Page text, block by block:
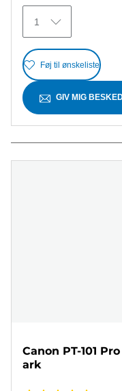
372
anmeldelser
1
Føj til ønskeliste
GIV MIG
Canon PT-101
ark